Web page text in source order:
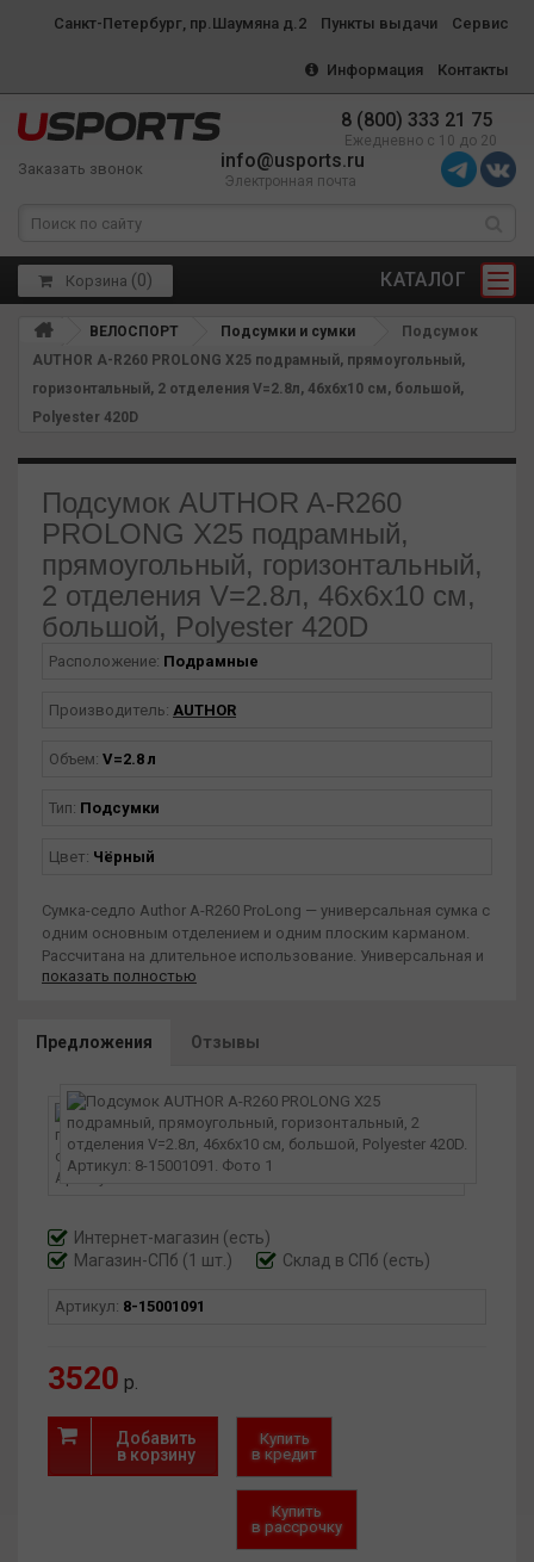
Санкт-Петербург, пр.Шаумяна д.2 Пункты выдачи Сервис
Информация Контакты
8 (800) 333 21 75
Ежедневно с 10 до 20
Заказать звонок info@usports.ru
Электронная почта
КАТАЛОГ
Корзина (0)
ВЕЛОСПОРТ Подсумки и сумки
Подсумок
AUTHOR A-R260 PROLONG X25 подрамный, прямоугольный,
горизонтальный, 2 отделения V=2.8л, 46х6х10 см, большой,
Polyester 420D
Подсумок AUTHOR A-R260
PROLONG X25 подрамный,
прямоугольный, горизонтальный,
2 отделения V=2.8л, 46х6х10 см,
большой, Polyester 420D
Расположение: Подрамные
Производитель: AUTHOR
Объем: V=2.8 л
Тип: Подсумки
Цвет: Чёрный
Сумка-седло Author A-R260 ProLong — универсальная сумка с
одним основным отделением и одним плоским карманом.
Рассчитана на длительное использование. Универсальная и
прочная фиксация на липучке. Отдельный карман на молнии
Светоотражающие элементы. Вес: 210 г Размер: 460 x 60 x
полиуретановым покрытием
показать полностью
Предложения Отзывы
Интернет-магазин (есть)
Магазин-СПб (1 шт.)
Склад в СПб (есть)
Артикул: 8-15001091
3520 р.
Добавить
в корзину
Купить
в кредит
Купить
в рассрочку